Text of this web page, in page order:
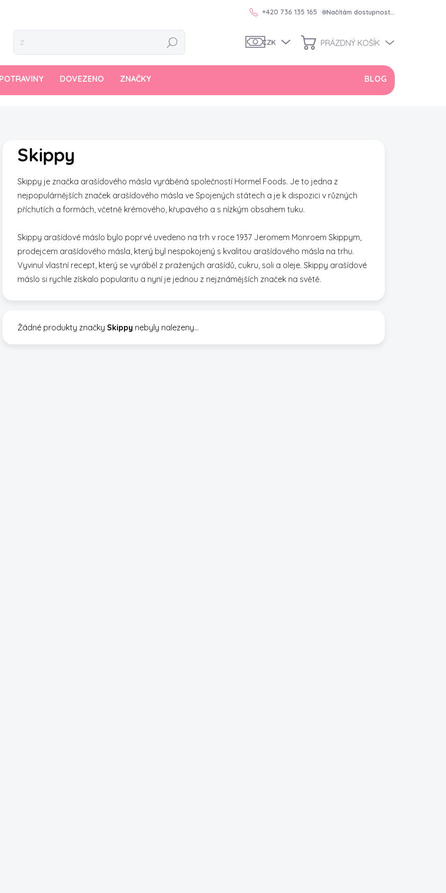
+420 736 135 165 Načítám dostupnost…
Hledat CZK
NÁKUPNÍ
PRÁZDNÝ KOŠÍK
POTRAVINY DOVEZENO ZNAČKY BLOG
Skippy
Skippy je značka arašídového másla vyráběná společností Hormel Foods. Je to jedna z
nejpopulárnějších značek arašídového másla ve Spojených státech a je k dispozici v různých
příchutích a formách, včetně krémového, křupavého a s nízkým obsahem tuku.
Skippy arašídové máslo bylo poprvé uvedeno na trh v roce 1937 Jeromem Monroem Skippym,
prodejcem arašídového másla, který byl nespokojený s kvalitou arašídového másla na trhu.
Vyvinul vlastní recept, který se vyráběl z pražených arašídů, cukru, soli a oleje. Skippy arašídové
máslo si rychle získalo popularitu a nyní je jednou z nejznámějších značek na světě.
Žádné produkty značky Skippy nebyly nalezeny...